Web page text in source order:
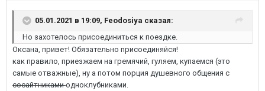
05.01.2021 в 19:09, Feodosiya сказал:
Но захотелось присоединиться к поездке.
Оксана, привет! Обязательно присоединяйся!
как правило, приезжаем на гремячий, гуляем, купаемся (это
самые отважные), ну а потом порция душевного общения с
сосайтникамиодноклубниками.